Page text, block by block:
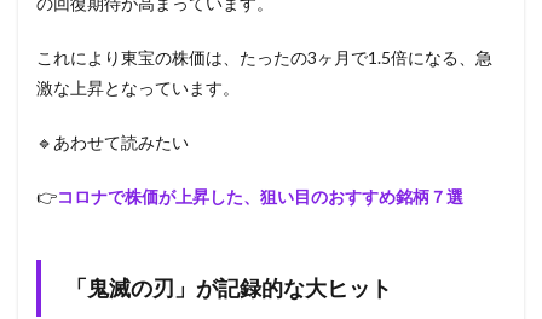
これにより東宝の株価は、たったの3ヶ月で1.5倍になる、急
激な上昇となっています。
🔹あわせて読みたい
👉コロナで株価が上昇した、狙い目のおすすめ銘柄７選
「鬼滅の刃」が記録的な大ヒット